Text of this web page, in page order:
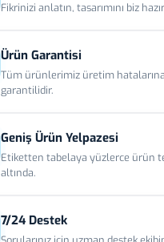
Fikrinizi anlatın, tasarımını biz
Ürün Garantisi
Tüm ürünlerimiz üretim hatalarına
garantilidir.
Geniş Ürün Yelpazesi
Etiketten tabelaya yüzlerce ürün
altında.
7/24 Destek